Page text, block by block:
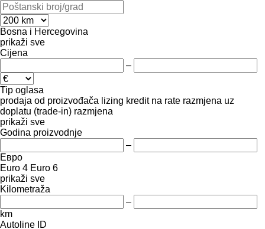
Bosna i Hercegovina
prikaži sve
Cijena
–
Tip oglasa
prodaja od proizvođača lizing kredit na rate razmjena uz
doplatu (trade-in) razmjena
prikaži sve
Godina proizvodnje
–
Евро
Euro 4 Euro 6
prikaži sve
Kilometraža
–
km
Autoline ID